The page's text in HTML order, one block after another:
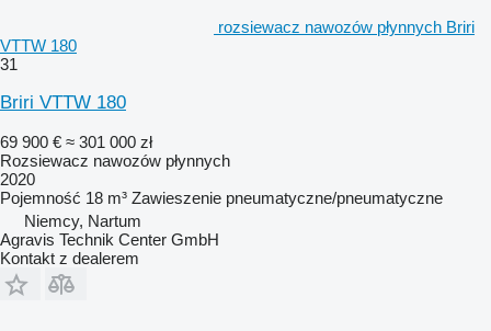
rozsiewacz nawozów płynnych Briri
VTTW 180
31
Briri VTTW 180
69 900 € ≈ 301 000 zł
Rozsiewacz nawozów płynnych
2020
Pojemność 18 m³ Zawieszenie pneumatyczne/pneumatyczne
Niemcy, Nartum
Agravis Technik Center GmbH
Kontakt z dealerem